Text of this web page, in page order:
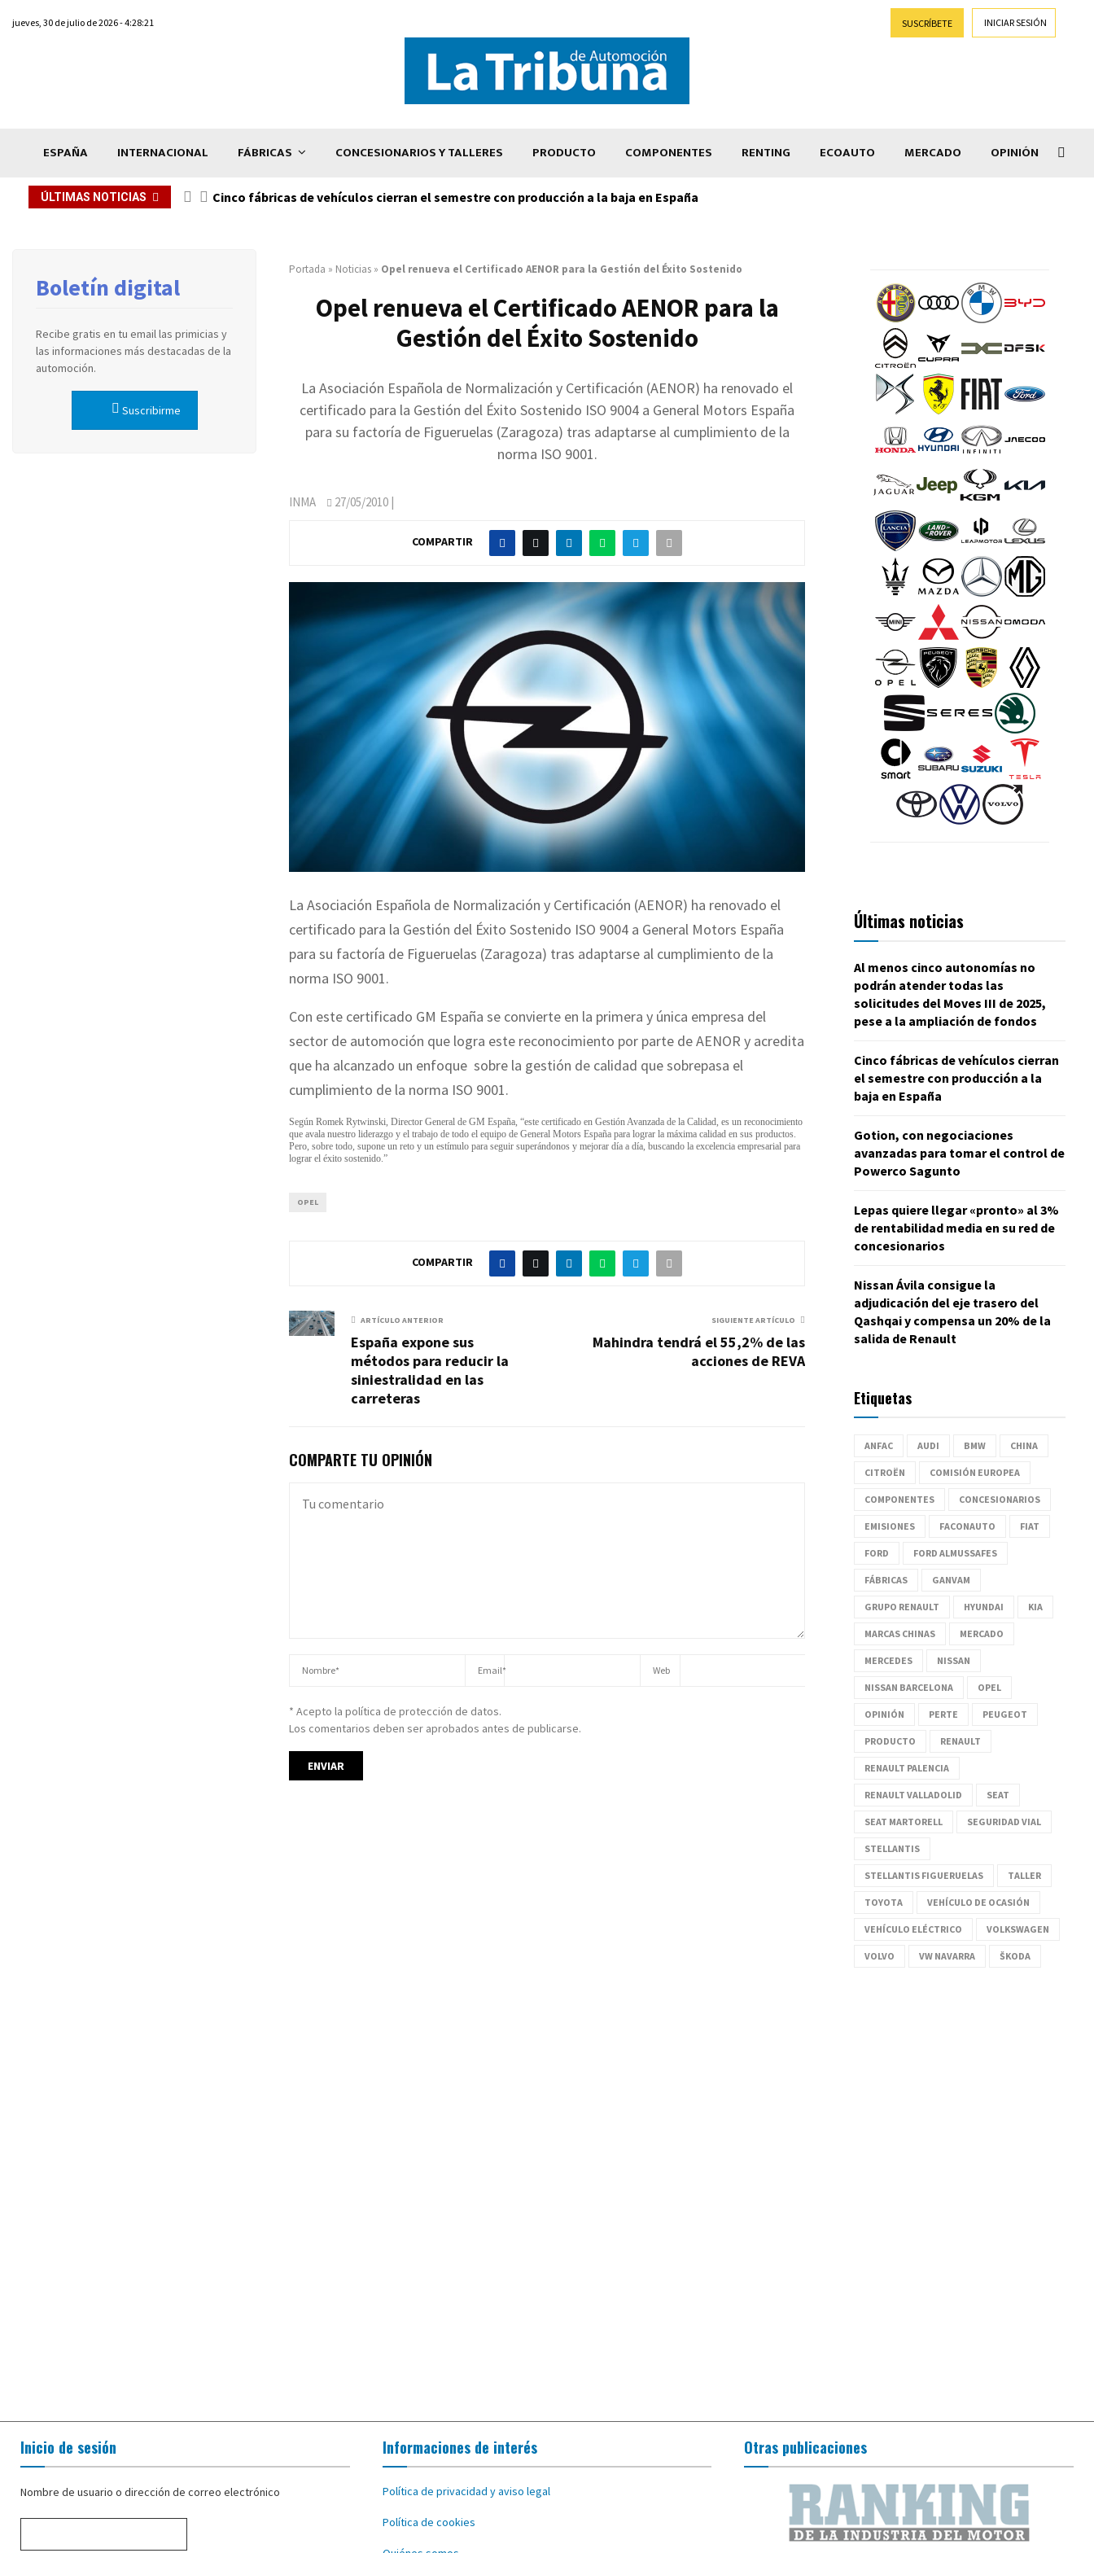
jueves, 30 de julio de 2026 - 4:28:21 SUSCRÍBETE INICIAR SESIÓN
ESPAÑA INTERNACIONAL FÁBRICAS CONCESIONARIOS Y TALLERES PRODUCTO COMPONENTES RENTING ECOAUTO MERCADO OPINIÓN
ÚLTIMAS NOTICIAS Cinco fábricas de vehículos cierran el semestre con producción a la baja en España
Portada » Noticias » Opel renueva el Certificado AENOR para la Gestión del Éxito Sostenido
Opel renueva el Certificado AENOR para la
Gestión del Éxito Sostenido
La Asociación Española de Normalización y Certificación (AENOR) ha renovado el
certificado para la Gestión del Éxito Sostenido ISO 9004 a General Motors España
para su factoría de Figueruelas (Zaragoza) tras adaptarse al cumplimiento de la
norma ISO 9001.
INMA 27/05/2010 |
COMPARTIR
La Asociación Española de Normalización y Certificación (AENOR) ha renovado el
certificado para la Gestión del Éxito Sostenido ISO 9004 a General Motors España
para su factoría de Figueruelas (Zaragoza) tras adaptarse al cumplimiento de la
norma ISO 9001.
Con este certificado GM España se convierte en la primera y única empresa del
sector de automoción que logra este reconocimiento por parte de AENOR y acredita
que ha alcanzado un enfoque sobre la gestión de calidad que sobrepasa el
cumplimiento de la norma ISO 9001.
Según Romek Rytwinski, Director General de GM España, “este certificado en Gestión Avanzada de la Calidad, es un reconocimiento
que avala nuestro liderazgo y el trabajo de todo el equipo de General Motors España para lograr la máxima calidad en sus productos.
Pero, sobre todo, supone un reto y un estímulo para seguir superándonos y mejorar día a día, buscando la excelencia empresarial para
lograr el éxito sostenido.”
OPEL
COMPARTIR
ARTÍCULO ANTERIOR
España expone sus
métodos para reducir la
siniestralidad en las
carreteras
SIGUIENTE ARTÍCULO
Mahindra tendrá el 55,2% de las
acciones de REVA
COMPARTE TU OPINIÓN
* Acepto la política de protección de datos.
Los comentarios deben ser aprobados antes de publicarse.
Boletín digital
Recibe gratis en tu email las primicias y
las informaciones más destacadas de la
automoción.
Suscribirme
Últimas noticias
Al menos cinco autonomías no
podrán atender todas las
solicitudes del Moves III de 2025,
pese a la ampliación de fondos
Cinco fábricas de vehículos cierran
el semestre con producción a la
baja en España
Gotion, con negociaciones
avanzadas para tomar el control de
Powerco Sagunto
Lepas quiere llegar «pronto» al 3%
de rentabilidad media en su red de
concesionarios
Nissan Ávila consigue la
adjudicación del eje trasero del
Qashqai y compensa un 20% de la
salida de Renault
Etiquetas
ANFAC AUDI BMW CHINA
CITROËN COMISIÓN EUROPEA
COMPONENTES CONCESIONARIOS
EMISIONES FACONAUTO FIAT
FORD FORD ALMUSSAFES
FÁBRICAS GANVAM
GRUPO RENAULT HYUNDAI KIA
MARCAS CHINAS MERCADO
MERCEDES NISSAN
NISSAN BARCELONA OPEL
OPINIÓN PERTE PEUGEOT
PRODUCTO RENAULT
RENAULT PALENCIA
RENAULT VALLADOLID SEAT
SEAT MARTORELL SEGURIDAD VIAL
STELLANTIS
STELLANTIS FIGUERUELAS TALLER
TOYOTA VEHÍCULO DE OCASIÓN
VEHÍCULO ELÉCTRICO VOLKSWAGEN
VOLVO VW NAVARRA ŠKODA
Inicio de sesión
Nombre de usuario o dirección de correo electrónico
Informaciones de interés
Política de privacidad y aviso legal
Política de cookies
Otras publicaciones